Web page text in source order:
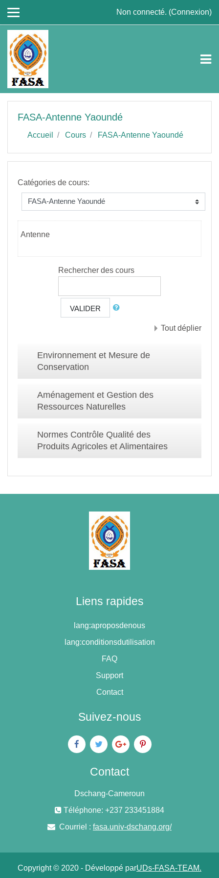
Non connecté. (Connexion)
FASA-Antenne Yaoundé
Accueil Cours FASA-Antenne Yaoundé
Catégories de cours:
Antenne
Rechercher des cours
VALIDER
Tout déplier
Environnement et Mesure de
Conservation
Aménagement et Gestion des
Ressources Naturelles
Normes Contrôle Qualité des
Produits Agricoles et Alimentaires
Liens rapides
lang:aproposdenous
lang:conditionsdutilisation
FAQ
Support
Contact
Suivez-nous
Contact
Dschang-Cameroun
Téléphone: +237 233451884
Courriel : fasa.univ-dschang.org/
Copyright © 2020 - Développé parUDs-FASA-TEAM.